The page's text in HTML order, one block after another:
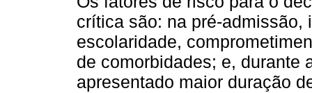
crítica são: na pré-admissão,
escolaridade,
de comorbidades; e, durante
apresentado maior duração